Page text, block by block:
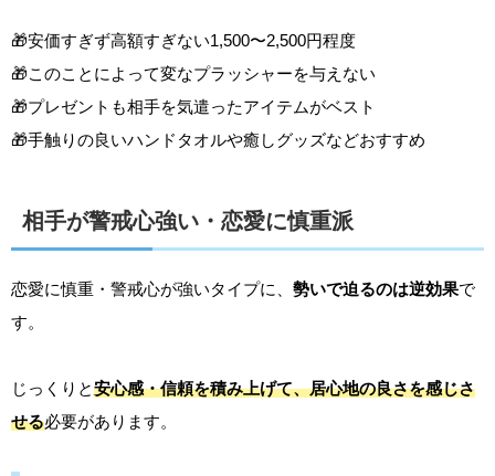
🎁安価すぎず高額すぎない1,500〜2,500円程度
🎁このことによって変なプラッシャーを与えない
🎁プレゼントも相手を気遣ったアイテムがベスト
🎁手触りの良いハンドタオルや癒しグッズなどおすすめ
相手が警戒心強い・恋愛に慎重派
恋愛に慎重・警戒心が強いタイプに、 勢いで迫るのは逆効果で
す。
じっくりと安心感・信頼を積み上げて、居心地の良さを感じさ
せる必要があります。